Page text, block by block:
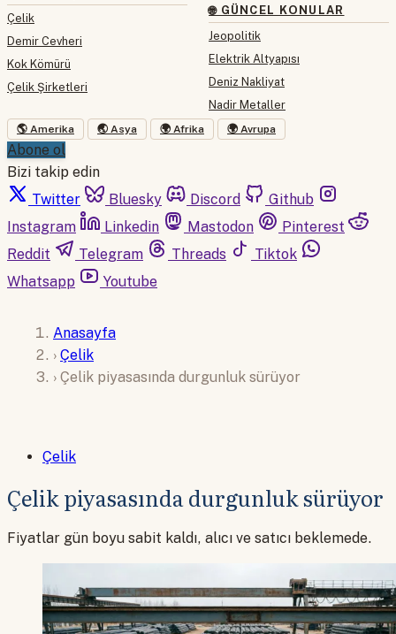
Çelik
Demir Cevheri
Kok Kömürü
Çelik Şirketleri
🌐 GÜNCEL KONULAR
Jeopolitik
Elektrik Altyapısı
Deniz Nakliyat
Nadir Metaller
🌎 Amerika 🌏 Asya 🌍 Afrika 🌍 Avrupa
Abone ol
Bizi takip edin
Twitter
Bluesky Discord
Github
Instagram
Linkedin Mastodon
Pinterest
Reddit
Telegram Threads
Tiktok
Whatsapp
Youtube
Anasayfa
› Çelik
› Çelik piyasasında durgunluk sürüyor
Çelik
Çelik piyasasında durgunluk sürüyor
Fiyatlar gün boyu sabit kaldı, alıcı ve satıcı beklemede.